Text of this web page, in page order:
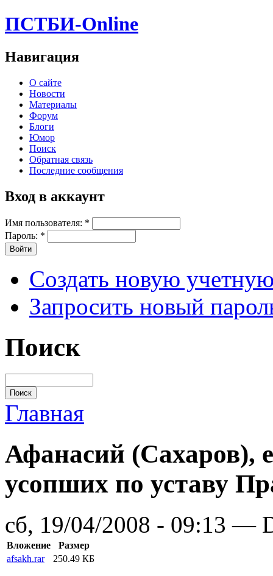
ПСТБИ-Online
Навигация
О сайте
Новости
Материалы
Форум
Блоги
Юмор
Поиск
Обратная связь
Последние сообщения
Вход в аккаунт
Имя пользователя: *
Пароль: *
Создать новую
Запросить новый
Поиск
Главная
Афанасий (Сахаров),
усопших по уставу
сб, 19/04/2008 - 09:13 —
Вложение
Размер
afsakh.rar
250.49 КБ